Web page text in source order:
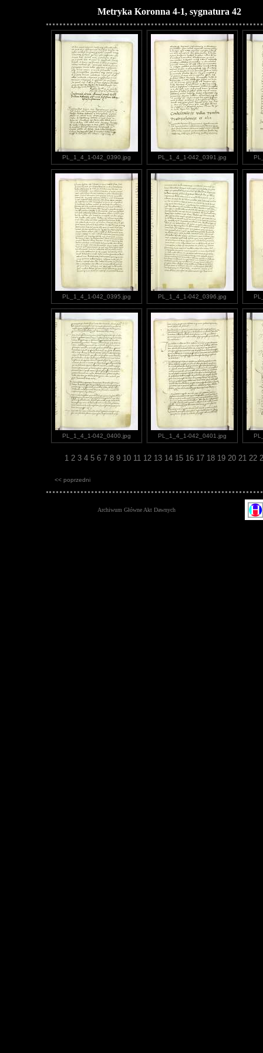
Metryka Koronna 4-1, sygnatura 42
PL_1_4_1-042_0390.jpg PL_1_4_1-042_0391.jpg
PL_1_4_1-042_0395.jpg PL_1_4_1-042_0396.jpg
PL_1_4_1-042_0400.jpg PL_1_4_1-042_0401.jpg
1 2 3 4 5 6 7 8 9 10 11 12 13 14 15 16 17 18 19 20 21 22
<< poprzedni
Archiwum Główne Akt Dawnych